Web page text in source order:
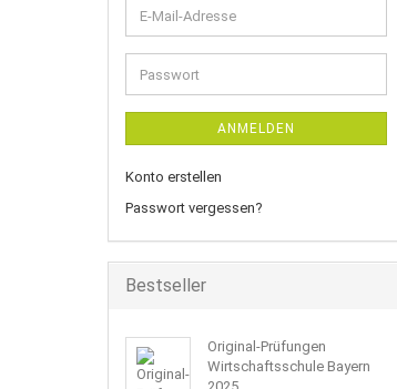
E-
Mail-
Adresse
Passwort
ANMELDEN
Konto erstellen
Passwort vergessen?
Bestseller
Original-Prüfungen
Wirtschaftsschule Bayern